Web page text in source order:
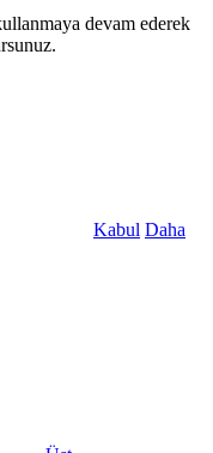
devam ederek
Kabul Daha